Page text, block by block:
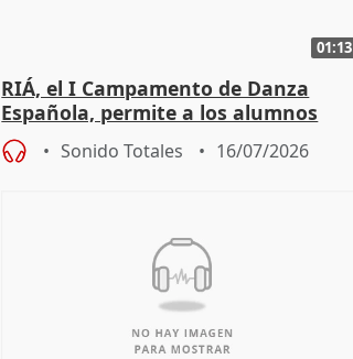
01:13
RIÁ, el I Campamento de Danza
Española, permite a los alumnos
"sacar su talento a flor de piel"
Sonido Totales 16/07/2026